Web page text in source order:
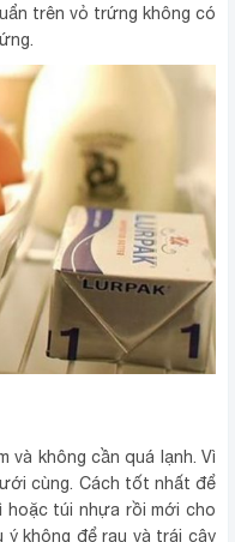
trên vỏ trứng không có
và không cần quá lạnh. Vì
cùng. Cách tốt nhất để
hoặc túi nhựa rồi mới cho
ý không để rau và trái cây